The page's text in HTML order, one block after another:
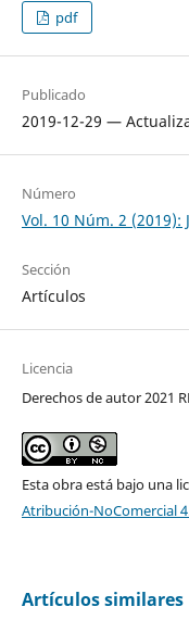
pdf
Publicado
2019-12-29 —
Número
Vol. 10 Núm. 2 (2019):
Sección
Artículos
Licencia
Derechos de autor 2021
Esta obra está bajo una
Atribución-NoComercial
Artículos similares